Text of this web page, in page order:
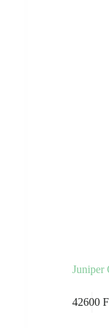
Juniper
42600